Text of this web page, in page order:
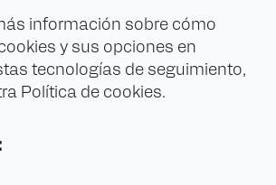
información sobre cómo
y sus opciones en
tecnologías de seguimiento,
Política de cookies.